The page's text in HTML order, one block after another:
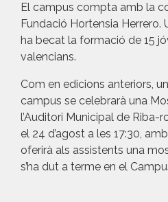
El campus compta amb la
Fundació Hortensia Herrero.
ha becat la formació de 15
valencians.
Com en edicions anteriors,
campus se celebrarà una
l’Auditori Municipal de Riba-
el 24 d’agost a les 17:30,
oferirà als assistents una
s’ha dut a terme en el